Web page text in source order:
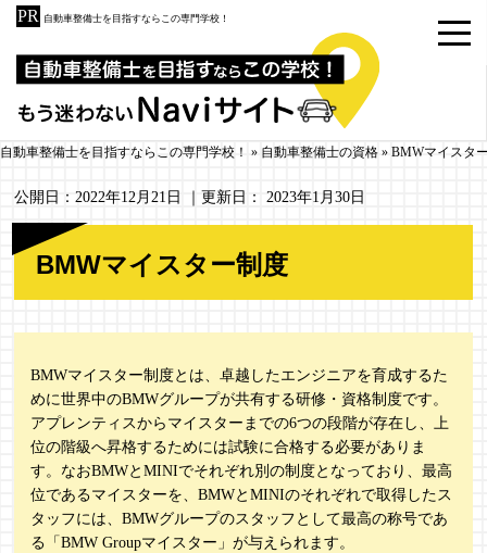
自動車整備士を目指すならこの専門学校！
自動車整備士を目指すならこの専門学校！ » 自動車整備士の資格 » BMWマイスタ
公開日：2022年12月21日 ｜更新日：2023年1月30日
BMWマイスター制度
BMWマイスター制度とは、卓越したエンジニアを育成するた
めに世界中のBMWグループが共有する研修・資格制度です。
アプレンティスからマイスターまでの6つの段階が存在し、上
位の階級へ昇格するためには試験に合格する必要がありま
す。なおBMWとMINIでそれぞれ別の制度となっており、最高
位であるマイスターを、BMWとMINIのそれぞれで取得したス
タッフには、BMWグループのスタッフとして最高の称号であ
る「BMW Groupマイスター」が与えられます。